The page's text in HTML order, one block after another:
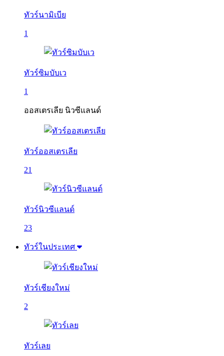
ทัวร์นามิเบีย
1
ทัวร์ซิมบับเว
1
ออสเตรเลีย นิวซีแลนด์
ทัวร์ออสเตรเลีย
21
ทัวร์นิวซีแลนด์
23
ทัวร์ในประเทศ
ทัวร์เชียงใหม่
2
ทัวร์เลย